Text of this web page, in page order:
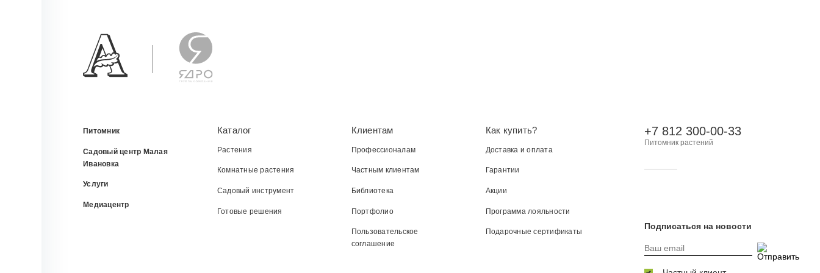
Питомник
Садовый центр Малая
Ивановка
Услуги
Медиацентр
Каталог
Растения
Комнатные растения
Садовый инструмент
Готовые решения
Клиентам
Профессионалам
Частным клиентам
Библиотека
Портфолио
Пользовательское
соглашение
Как купить?
Доставка и оплата
Гарантии
Акции
Программа лояльности
Подарочные сертификаты
+7 812 300-00-33
Питомник растений
Подписаться на новости